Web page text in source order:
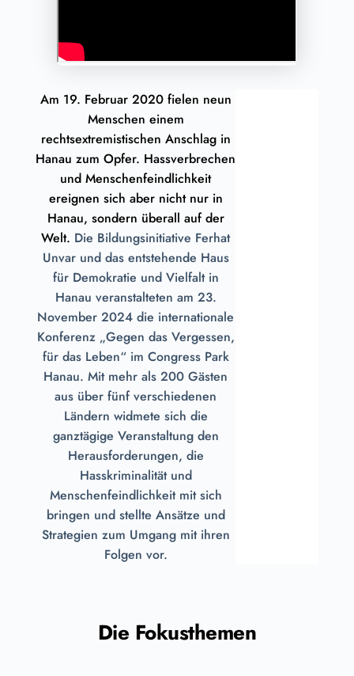
Am 19. Februar 2020 fielen neun
Menschen einem
rechtsextremistischen Anschlag in
Hanau zum Opfer. Hassverbrechen
und Menschenfeindlichkeit
ereignen sich aber nicht nur in
Hanau, sondern überall auf der
Welt. Die Bildungsinitiative Ferhat
Unvar und das entstehende Haus
für Demokratie und Vielfalt in
Hanau veranstalteten am 23.
November 2024 die internationale
Konferenz „Gegen das Vergessen,
für das Leben“ im Congress Park
Hanau. Mit mehr als 200 Gästen
aus über fünf verschiedenen
Ländern widmete sich die
ganztägige Veranstaltung den
Herausforderungen, die
Hasskriminalität und
Menschenfeindlichkeit mit sich
bringen und stellte Ansätze und
Strategien zum Umgang mit ihren
Folgen vor.
Die Fokusthemen